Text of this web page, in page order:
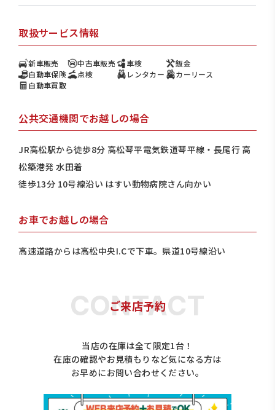
取扱サービス情報
新車販売 中古車販売 車検
鈑金
自動車保険
点検 レンタカー
カーリース
自動車買取
公共交通機関でお越しの場合
JR高松駅から徒歩8分 高松琴平電気鉄道琴平線・長尾行 高
松築港発 水田着
徒歩13分 10号線沿い はすい動物病院さん向かい
お車でお越しの場合
高速道路からは高松中央I.Cで下車。県道10号線沿い
ご来店予約
当店の在庫は全て限定1台！
在庫の確認やお見積もりなど気になる方は
お早めにお問い合わせください。